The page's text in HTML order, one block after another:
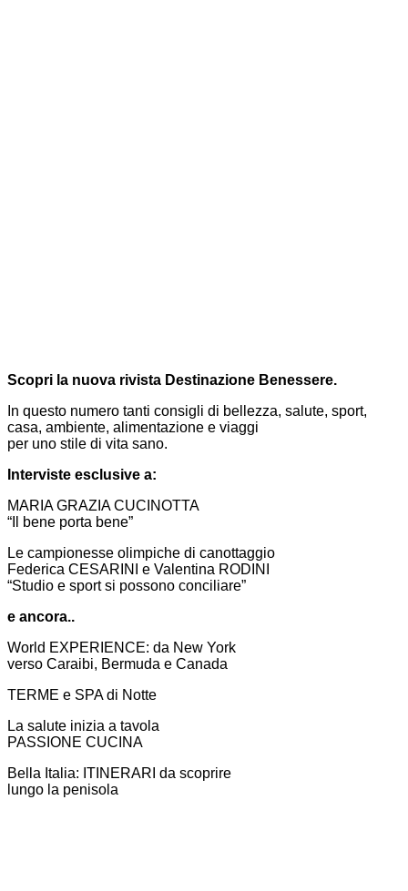
Scopri la nuova rivista Destinazione Benessere.
In questo numero tanti consigli di bellezza, salute, sport,
casa, ambiente, alimentazione e viaggi
per uno stile di vita sano.
Interviste esclusive a:
MARIA GRAZIA CUCINOTTA
“Il bene porta bene”
Le campionesse olimpiche di canottaggio
Federica CESARINI e Valentina RODINI
“Studio e sport si possono conciliare”
e ancora..
World EXPERIENCE: da New York
verso Caraibi, Bermuda e Canada
TERME e SPA di Notte
La salute inizia a tavola
PASSIONE CUCINA
Bella Italia: ITINERARI da scoprire
lungo la penisola